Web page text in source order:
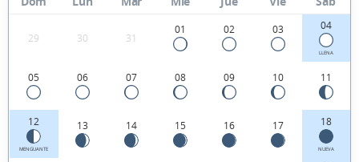
2015
de
Argentina.
29 30 31
01 02 03 04
LLENA
05 06 07 08 09 10 11
12
MENGUANTE
13 14 15 16 17 18
NUEVA